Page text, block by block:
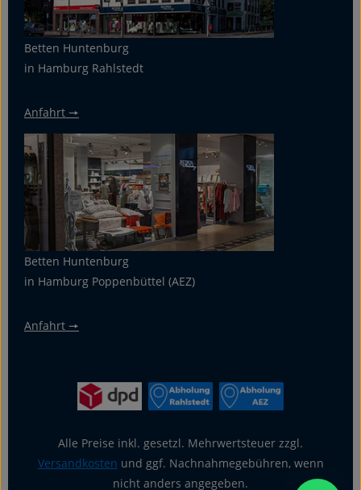
Betten Huntenburg
in Hamburg Rahlstedt
Anfahrt 🠖
Betten Huntenburg
in Hamburg Poppenbüttel (AEZ)
Anfahrt 🠖
Alle Preise inkl. gesetzl. Mehrwertsteuer zzgl.
Versandkosten und ggf. Nachnahmegebühren, wenn
nicht anders angegeben.